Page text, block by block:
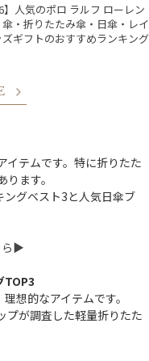
】人気のポロ ラルフ ローレン
・折りたたみ傘・日傘・レイ
ズギフトのおすすめランキング
イテムです。特に折りたた
ます。
グベスト3と人気日傘ブ
ら▶︎
TOP3
想的なアイテムです。
プが調査した軽量折りたた